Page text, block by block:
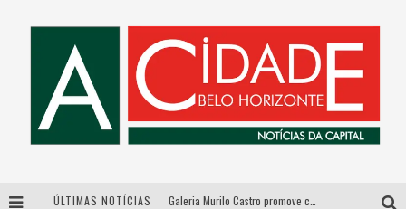
ÚLTIMAS NOTÍCIAS